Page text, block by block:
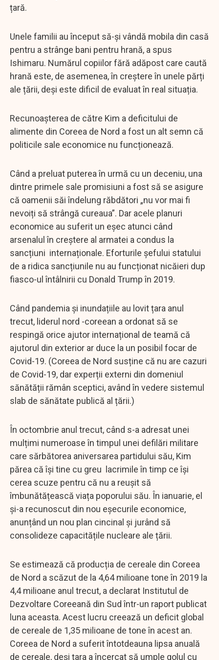
țară.
Unele familii au început să-și vândă mobila din casă
pentru a strânge bani pentru hrană, a spus
Ishimaru. Numărul copiilor fără adăpost care caută
hrană este, de asemenea, în creștere în unele părți
ale țării, deși este dificil de evaluat în real situația.
Recunoașterea de către Kim a deficitului de
alimente din Coreea de Nord a fost un alt semn că
politicile sale economice nu funcționează.
Când a preluat puterea în urmă cu un deceniu, una
dintre primele sale promisiuni a fost să se asigure
că oamenii săi îndelung răbdători „nu vor mai fi
nevoiți să strângă cureaua”. Dar acele planuri
economice au suferit un eșec atunci când
arsenalul în creștere al armatei a condus la
sancțiuni internaționale. Eforturile șefului statului
de a ridica sancțiunile nu au funcționat nicăieri dup
fiasco-ul întâlnirii cu Donald Trump în 2019.
Când pandemia și inundațiile au lovit țara anul
trecut, liderul nord -coreean a ordonat să se
respingă orice ajutor internațional de teamă că
ajutorul din exterior ar duce la un posibil focar de
Covid-19. (Coreea de Nord susține că nu are cazuri
de Covid-19, dar experții externi din domeniul
sănătății rămân sceptici, având în vedere sistemul
slab de sănătate publică al țării.)
În octombrie anul trecut, când s-a adresat unei
mulțimi numeroase în timpul unei defilări militare
care sărbătorea aniversarea partidului său, Kim
părea că își tine cu greu lacrimile în timp ce își
cerea scuze pentru că nu a reușit să
îmbunătățească viața poporului său. În ianuarie, el
și-a recunoscut din nou eșecurile economice,
anunțând un nou plan cincinal și jurând să
consolideze capacitățile nucleare ale țării.
Se estimează că producția de cereale din Coreea
de Nord a scăzut de la 4,64 milioane tone în 2019 la
4,4 milioane anul trecut, a declarat Institutul de
Dezvoltare Coreeană din Sud într-un raport publicat
luna aceasta. Acest lucru creează un deficit global
de cereale de 1,35 milioane de tone în acest an.
Coreea de Nord a suferit întotdeauna lipsa anuală
de cereale, deși țara a încercat să umple golul cu